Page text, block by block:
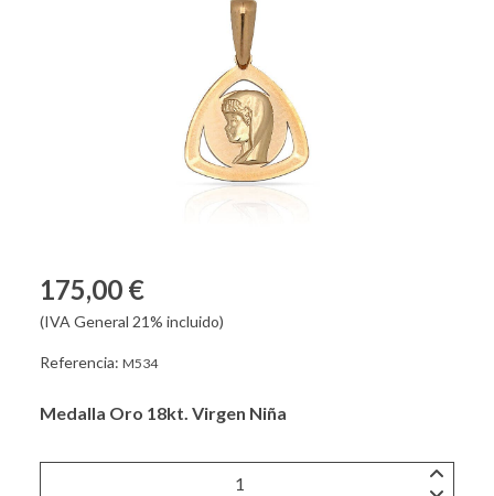
175,00 €
(IVA General 21% incluido)
Referencia: M534
Medalla Oro 18kt. Virgen Niña